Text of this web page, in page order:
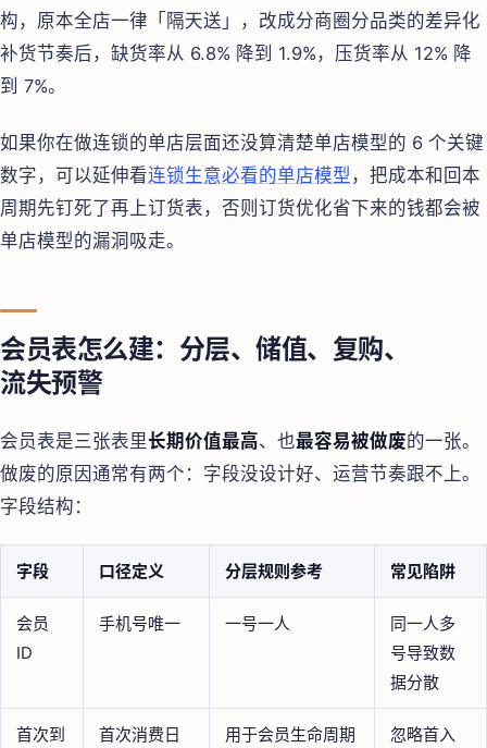
构，原本全店一律「隔天送」，改成分商圈分品类的差异化
补货节奏后，缺货率从 6.8% 降到 1.9%，压货率从 12% 降
到 7%。
如果你在做连锁的单店层面还没算清楚单店模型的 6 个关键
数字，可以延伸看连锁生意必看的单店模型 ，把成本和回本
周期先钉死了再上订货表，否则订货优化省下来的钱都会被
单店模型的漏洞吸走。
会员表怎么建：分层、储值、复购、
流失预警
会员表是三张表里长期价值最高、也最容易被做废的一张。
做废的原因通常有两个：字段没设计好、运营节奏跟不上。
字段结构：
字段 口径定义 分层规则参考 常见陷阱
会员
ID
手机号唯一 一号一人
同一人多
号导致数
据分散
首次到
首次消费日
用于会员生命周期
忽略首入